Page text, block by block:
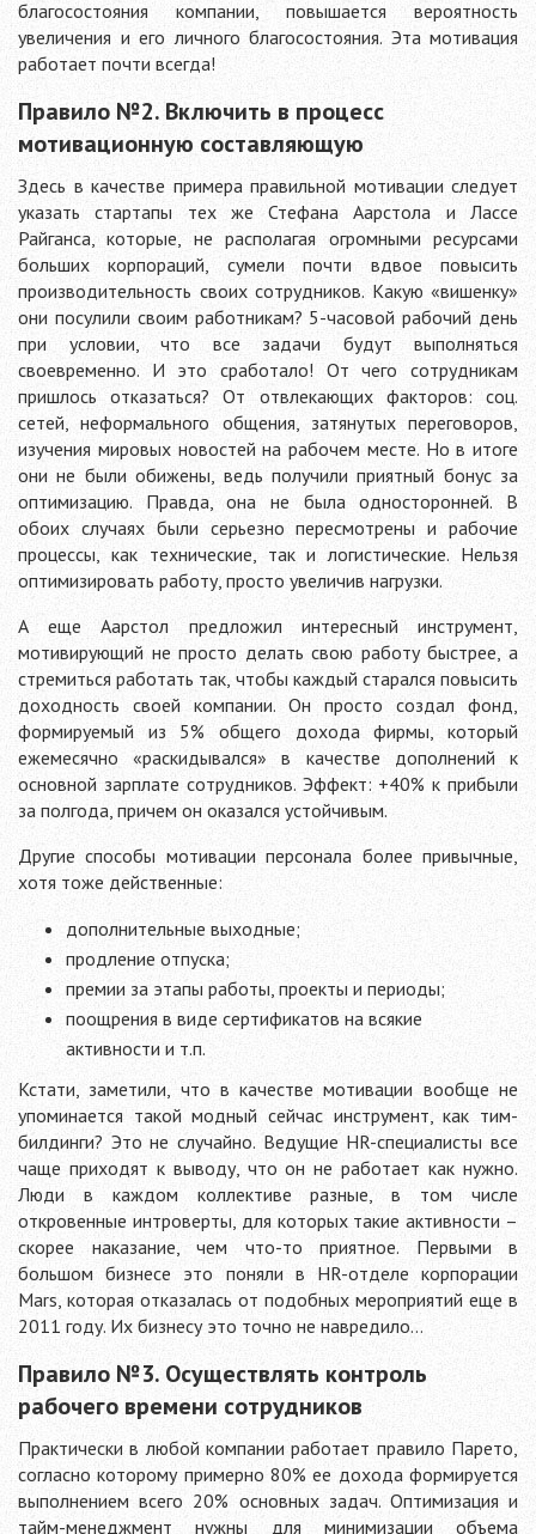
благосостояния компании, повышается вероятность
увеличения и его личного благосостояния. Эта мотивация
работает почти всегда!
Правило №2. Включить в процесс
мотивационную составляющую
Здесь в качестве примера правильной мотивации следует
указать стартапы тех же Стефана Аарстола и Лассе
Райганса, которые, не располагая огромными ресурсами
больших корпораций, сумели почти вдвое повысить
производительность своих сотрудников. Какую «вишенку»
они посулили своим работникам? 5-часовой рабочий день
при условии, что все задачи будут выполняться
своевременно. И это сработало! От чего сотрудникам
пришлось отказаться? От отвлекающих факторов: соц.
сетей, неформального общения, затянутых переговоров,
изучения мировых новостей на рабочем месте. Но в итоге
они не были обижены, ведь получили приятный бонус за
оптимизацию. Правда, она не была односторонней. В
обоих случаях были серьезно пересмотрены и рабочие
процессы, как технические, так и логистические. Нельзя
оптимизировать работу, просто увеличив нагрузки.
А еще Аарстол предложил интересный инструмент,
мотивирующий не просто делать свою работу быстрее, а
стремиться работать так, чтобы каждый старался повысить
доходность своей компании. Он просто создал фонд,
формируемый из 5% общего дохода фирмы, который
ежемесячно «раскидывался» в качестве дополнений к
основной зарплате сотрудников. Эффект: +40% к прибыли
за полгода, причем он оказался устойчивым.
Другие способы мотивации персонала более привычные,
хотя тоже действенные:
дополнительные выходные;
продление отпуска;
премии за этапы работы, проекты и периоды;
поощрения в виде сертификатов на всякие
активности и т.п.
Кстати, заметили, что в качестве мотивации вообще не
упоминается такой модный сейчас инструмент, как тим-
билдинги? Это не случайно. Ведущие HR-специалисты все
чаще приходят к выводу, что он не работает как нужно.
Люди в каждом коллективе разные, в том числе
откровенные интроверты, для которых такие активности –
скорее наказание, чем что-то приятное. Первыми в
большом бизнесе это поняли в HR-отделе корпорации
Mars, которая отказалась от подобных мероприятий еще в
2011 году. Их бизнесу это точно не навредило…
Правило №3. Осуществлять контроль
рабочего времени сотрудников
Практически в любой компании работает правило Парето,
согласно которому примерно 80% ее дохода формируется
выполнением всего 20% основных задач. Оптимизация и
тайм-менеджмент нужны для минимизации объема